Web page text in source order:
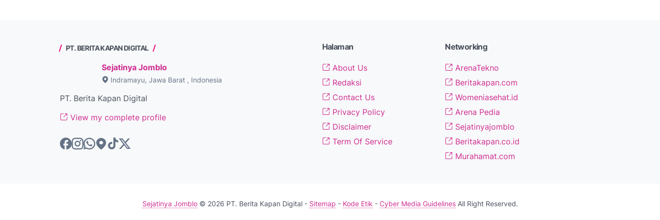
PT. BERITA KAPAN DIGITAL
Sejatinya Jomblo
Indramayu, Jawa Barat , Indonesia
PT. Berita Kapan Digital
View my complete profile
Halaman
About Us
Redaksi
Contact Us
Privacy Policy
Disclaimer
Term Of Service
Networking
ArenaTekno
Beritakapan.com
Womeniasehat.id
Arena Pedia
Sejatinyajomblo
Beritakapan.co.id
Murahamat.com
Sejatinya Jomblo© 2026 PT. Berita Kapan Digital - Sitemap - Kode Etik - Cyber Media GuidelinesAll Right Reserved.